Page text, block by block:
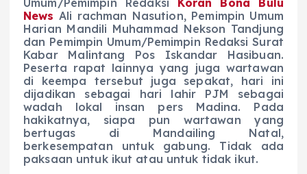
News Ali rachman Nasution, Pemimpin Umum
Harian Mandili Muhammad Nekson Tandjung
dan Pemimpin Umum/Pemimpin Redaksi Surat
Kabar Malintang Pos Iskandar Hasibuan.
Peserta rapat lainnya yang juga wartawan
di keempa tersebut juga sepakat, hari ini
dijadikan sebagai hari lahir PJM sebagai
wadah lokal insan pers Madina. Pada
hakikatnya, siapa pun wartawan yang
bertugas di Mandailing Natal,
berkesempatan untuk gabung. Tidak ada
paksaan untuk ikut atau untuk tidak ikut.